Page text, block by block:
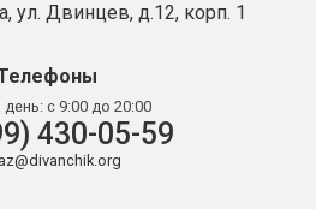
ул. Двинцев, д.12, корп. 1
с 9:00 до 20:00
430-05-59